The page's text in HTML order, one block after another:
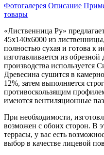
Фотогалерея Описание
товары
«Лиственница Ру»
45х140х6000 из
полностью сухая и готова к
изготавливается из
производства используется
Древесина сушится в
12%, затем выполняется
противоскользящим
имеются вентиляционные
При необходимости,
возможен с обоих сторон. В
террасы, у вас есть
выбор в качестве лицевой